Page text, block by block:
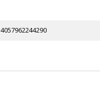
4057962244290